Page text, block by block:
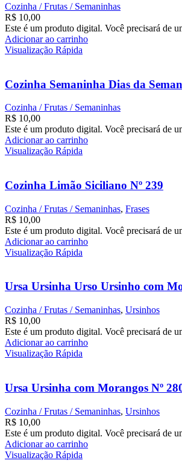
Cozinha / Frutas / Semaninhas
R$ 10,00
Este é um produto digital. Você precisará de
Adicionar ao carrinho
Visualização Rápida
Cozinha Semaninha Dias da
Cozinha / Frutas / Semaninhas
R$ 10,00
Este é um produto digital. Você precisará de
Adicionar ao carrinho
Visualização Rápida
Cozinha Limão Siciliano Nº 239
Cozinha / Frutas / Semaninhas, Frases
R$ 10,00
Este é um produto digital. Você precisará de
Adicionar ao carrinho
Visualização Rápida
Ursa Ursinha Urso Ursinho com
Cozinha / Frutas / Semaninhas, Ursinhos
R$ 10,00
Este é um produto digital. Você precisará de
Adicionar ao carrinho
Visualização Rápida
Ursa Ursinha com Morangos Nº
Cozinha / Frutas / Semaninhas, Ursinhos
R$ 10,00
Este é um produto digital. Você precisará de
Adicionar ao carrinho
Visualização Rápida